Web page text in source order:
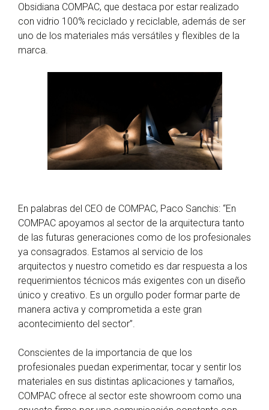
Obsidiana COMPAC, que destaca por estar realizado
con vidrio 100% reciclado y reciclable, además de ser
uno de los materiales más versátiles y flexibles de la
marca.
En palabras del CEO de COMPAC, Paco Sanchis: “En
COMPAC apoyamos al sector de la arquitectura tanto
de las futuras generaciones como de los profesionales
ya consagrados. Estamos al servicio de los
arquitectos y nuestro cometido es dar respuesta a los
requerimientos técnicos más exigentes con un diseño
único y creativo. Es un orgullo poder formar parte de
manera activa y comprometida a este gran
acontecimiento del sector”.
Conscientes de la importancia de que los
profesionales puedan experimentar, tocar y sentir los
materiales en sus distintas aplicaciones y tamaños,
COMPAC ofrece al sector este showroom como una